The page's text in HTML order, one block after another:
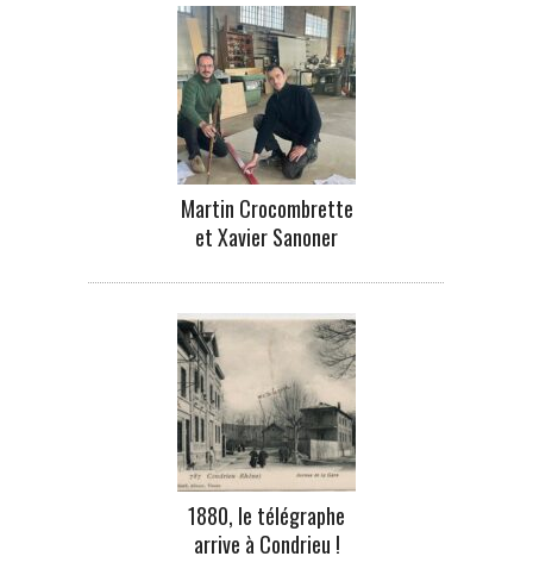
Martin Crocombrette
et Xavier Sanoner
1880, le télégraphe
arrive à Condrieu !